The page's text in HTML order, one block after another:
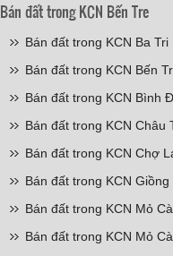
Bán đất trong KCN Bến Tre
Bán đất trong KCN Ba Tri
Bán đất trong KCN Bến
Bán đất trong KCN Bình
Bán đất trong KCN Châu
Bán đất trong KCN Chợ
Bán đất trong KCN Giồng
Bán đất trong KCN Mỏ
Bán đất trong KCN Mỏ